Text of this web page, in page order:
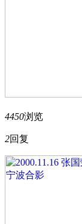
4450浏览
2回复